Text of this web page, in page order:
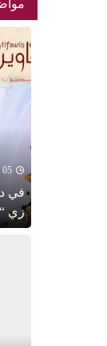
05 أغسطس 2026 - 16:34
زي